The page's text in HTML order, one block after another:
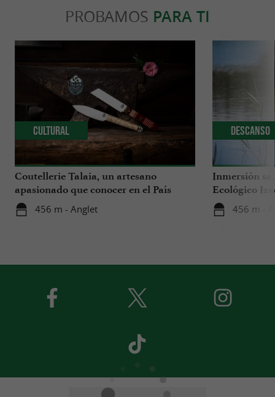
PROBAMOS PARA TI
Coutellerie Talaia, un artesano
apasionado que conocer en el País
Vasco
456 m - Anglet
Cultural
Inmersión
Ecológico
456 m -
Descanso